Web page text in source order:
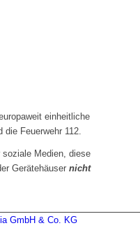
einheitliche
die Feuerwehr 112.
soziale Medien, diese
Gerätehäuser nicht
GmbH & Co. KG